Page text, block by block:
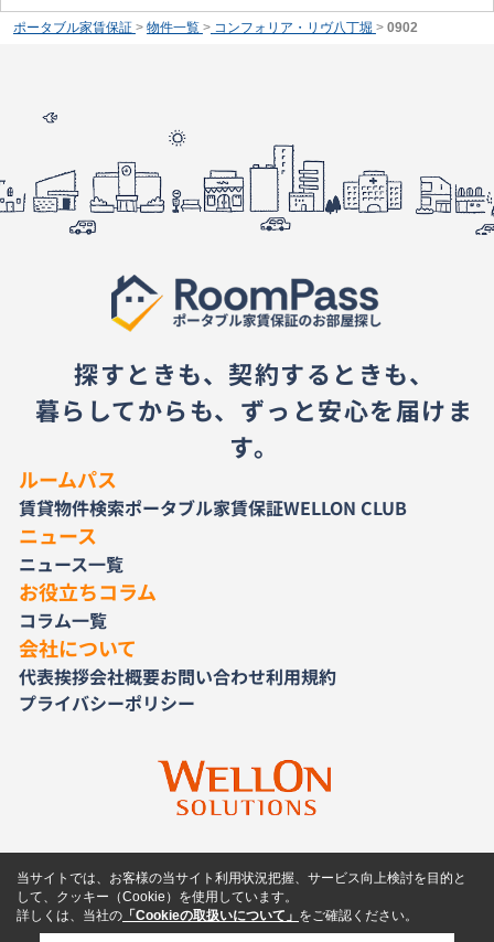
ポータブル家賃保証 > 物件一覧 > コンフォリア・リヴ八丁堀 > 0902
探すときも、契約するときも、
暮らしてからも、ずっと安心を届けま
す。
ルームパス
賃貸物件検索ポータブル家賃保証WELLON CLUB
ニュース
ニュース一覧
お役立ちコラム
コラム一覧
会社について
代表挨拶会社概要お問い合わせ利用規約
プライバシーポリシー
当サイトでは、お客様の当サイト利用状況把握、サービス向上検討を目的と
して、クッキー（Cookie）を使用しています。
詳しくは、当社の 「Cookieの取扱いについて」 をご確認ください。